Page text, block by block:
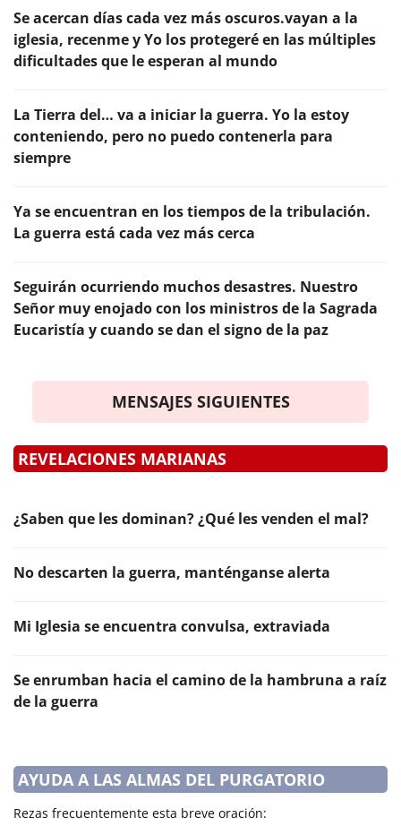
Se acercan días cada vez más oscuros.vayan a la
iglesia, recenme y Yo los protegeré en las múltiples
dificultades que le esperan al mundo
La Tierra del… va a iniciar la guerra. Yo la estoy
conteniendo, pero no puedo contenerla para
siempre
Ya se encuentran en los tiempos de la tribulación.
La guerra está cada vez más cerca
Seguirán ocurriendo muchos desastres. Nuestro
Señor muy enojado con los ministros de la Sagrada
Eucaristía y cuando se dan el signo de la paz
MENSAJES SIGUIENTES
REVELACIONES MARIANAS
¿Saben que les dominan? ¿Qué les venden el mal?
No descarten la guerra, manténganse alerta
Mi Iglesia se encuentra convulsa, extraviada
Se enrumban hacia el camino de la hambruna a raíz
de la guerra
AYUDA A LAS ALMAS DEL PURGATORIO
Rezas frecuentemente esta breve oración: